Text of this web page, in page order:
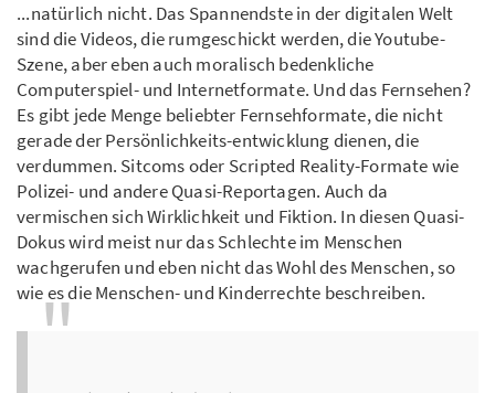
...natürlich nicht. Das Spannendste in der digitalen Welt
sind die Videos, die rumgeschickt werden, die Youtube-
Szene, aber eben auch moralisch bedenkliche
Computerspiel- und Internetformate. Und das Fernsehen?
Es gibt jede Menge beliebter Fernsehformate, die nicht
gerade der Persönlichkeits-entwicklung dienen, die
verdummen. Sitcoms oder Scripted Reality-Formate wie
Polizei- und andere Quasi-Reportagen. Auch da
vermischen sich Wirklichkeit und Fiktion. In diesen Quasi-
Dokus wird meist nur das Schlechte im Menschen
wachgerufen und eben nicht das Wohl des Menschen, so
wie es die Menschen- und Kinderrechte beschreiben.